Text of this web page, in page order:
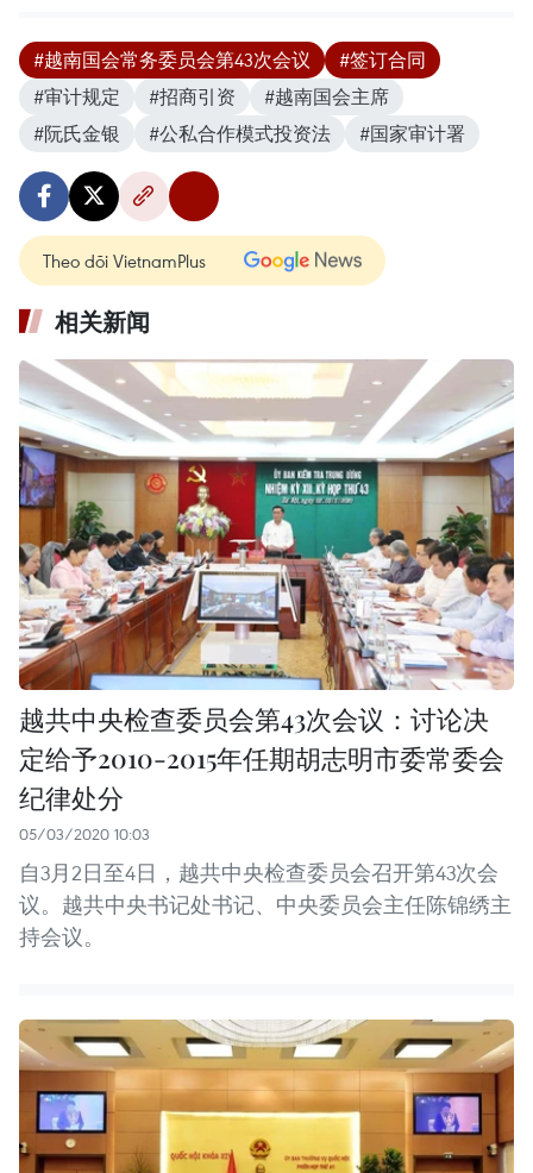
#越南国会常务委员会第43次会议
#签订合同
#审计规定
#招商引资
#越南国会主席
#阮氏金银
#公私合作模式投资法 #国家审计署
Theo dõi VietnamPlus
相关新闻
越共中央检查委员会第43次会议：讨论决
定给予2010-2015年任期胡志明市委常委会
纪律处分
05/03/2020 10:03
自3月2日至4日，越共中央检查委员会召开第43次会
议。越共中央书记处书记、中央委员会主任陈锦绣主
持会议。